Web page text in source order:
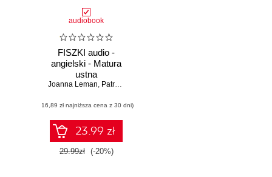
audiobook
FISZKI audio -
angielski - Matura
ustna
Joanna Leman, Patrycja Wojsyk
(16,89 zł najniższa cena z 30 dni)
23.99 zł
29.99zł (-20%)